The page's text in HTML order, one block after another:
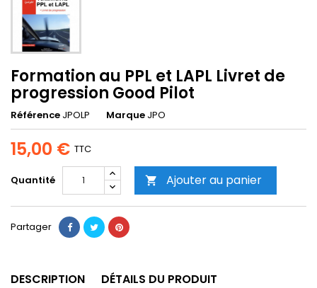
Formation au PPL et LAPL Livret de
progression Good Pilot
Référence JPOLP Marque JPO
15,00 € TTC
Quantité  Ajouter au panier
Partager
DESCRIPTION DÉTAILS DU PRODUIT